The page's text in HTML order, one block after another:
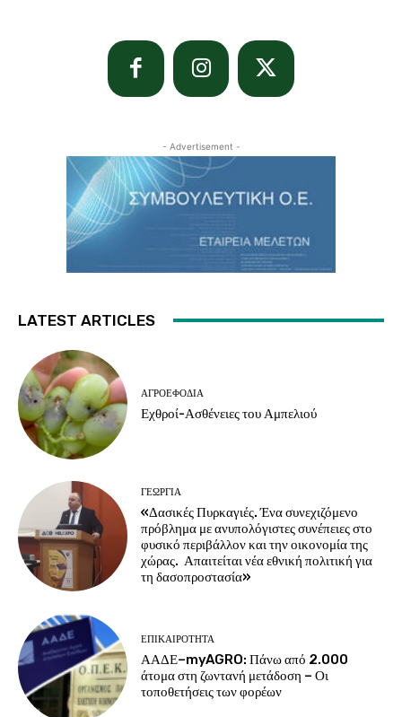
- Advertisement -
LATEST ARTICLES
ΑΓΡΟΕΦΌΔΙΑ
Εχθροί-Ασθένειες του Αμπελιού
ΓΕΩΡΓΊΑ
«Δασικές Πυρκαγιές. Ένα συνεχιζόμενο
πρόβλημα με ανυπολόγιστες συνέπειες στο
φυσικό περιβάλλον και την οικονομία της
χώρας. Απαιτείται νέα εθνική πολιτική για
τη δασοπροστασία»
ΕΠΙΚΑΙΡΌΤΗΤΑ
ΑΑΔΕ–myAGRO: Πάνω από 2.000
άτομα στη ζωντανή μετάδοση – Οι
τοποθετήσεις των φορέων